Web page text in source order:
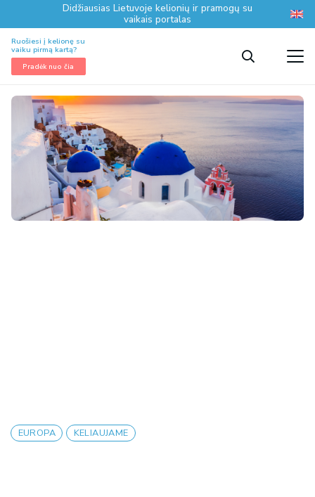
Didžiausias Lietuvoje kelionių ir pramogų su
vaikais portalas
Ruošiesi į kelionę su
vaiku pirmą kartą?
Pradėk nuo čia
EUROPA KELIAUJAME